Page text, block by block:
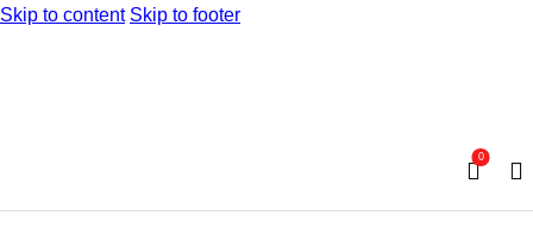
Skip to content Skip to footer
0